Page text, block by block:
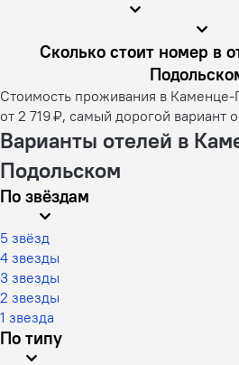
Сколько стоит номер в отеле в Каменце-
Стоимость проживания в Каменце-
от 2 719 ₽, самый дорогой вариант
Варианты отелей в
Подольском
По звёздам
5 звёзд
4 звезды
3 звезды
2 звезды
1 звезда
По типу